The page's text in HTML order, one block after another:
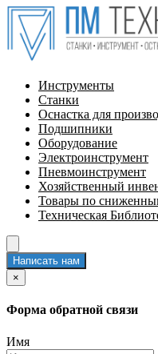
Инструменты
Станки
Оснастка для
Подшипники
Оборудование
Электроинструмент
Пневмоинструмент
Хозяйственный
Товары по
Техническая
Написать нам
×
Форма обратной связи
Имя